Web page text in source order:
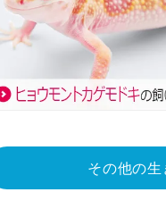
その他の